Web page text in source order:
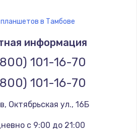
745 руб.
Заказать
видеокарты
1600 руб.
Заказать
цепей питания
в Тамбове
информация
101-16-70
101-16-70
, Октябрьская ул., 16Б
с 9:00 до 21:00